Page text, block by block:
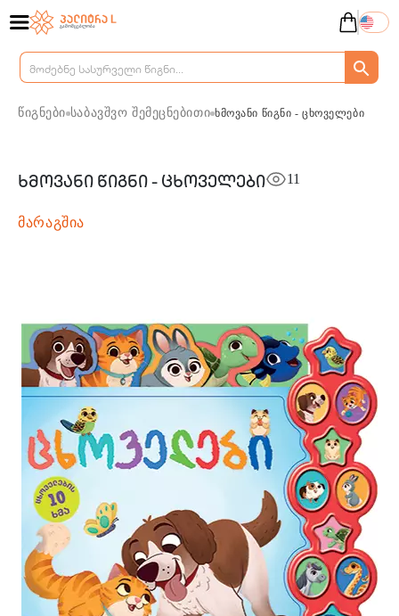
წიგნები საბავშვო შემეცნებითი ხმოვანი წიგნი - ცხოველები
ხმოვანი წიგნი - ცხოველები 11
მარაგშია